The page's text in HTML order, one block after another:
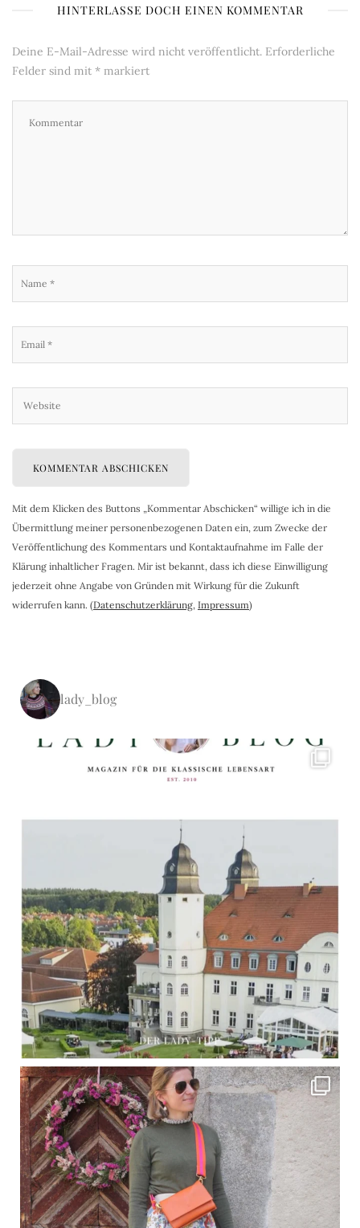
HINTERLASSE DOCH EINEN KOMMENTAR
Deine E-Mail-Adresse wird nicht veröffentlicht. Erforderliche
Felder sind mit * markiert
Mit dem Klicken des Buttons „Kommentar Abschicken“ willige ich in die
Übermittlung meiner personenbezogenen Daten ein, zum Zwecke der
Veröffentlichung des Kommentars und Kontaktaufnahme im Falle der
Klärung inhaltlicher Fragen. Mir ist bekannt, dass ich diese Einwilligung
jederzeit ohne Angabe von Gründen mit Wirkung für die Zukunft
widerrufen kann. (Datenschutzerklärung, Impressum)
lady_blog